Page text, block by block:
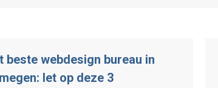
beste webdesign bureau in
let op deze 3